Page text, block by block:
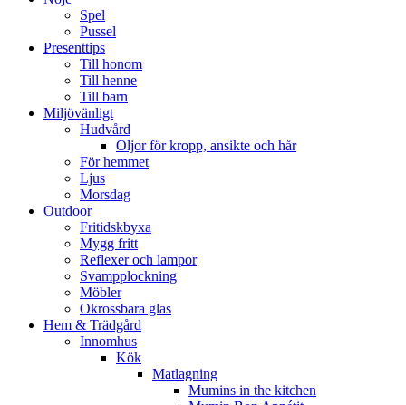
Spel
Pussel
Presenttips
Till honom
Till henne
Till barn
Miljövänligt
Hudvård
Oljor för kropp, ansikte och hår
För hemmet
Ljus
Morsdag
Outdoor
Fritidskbyxa
Mygg fritt
Reflexer och lampor
Svampplockning
Möbler
Okrossbara glas
Hem & Trädgård
Innomhus
Kök
Matlagning
Mumins in the kitchen